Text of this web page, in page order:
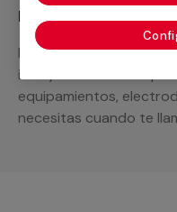
Recuerda que en
Podemos ofrecer
incluyendo todo lo que
equipamientos,
necesitas cuando te